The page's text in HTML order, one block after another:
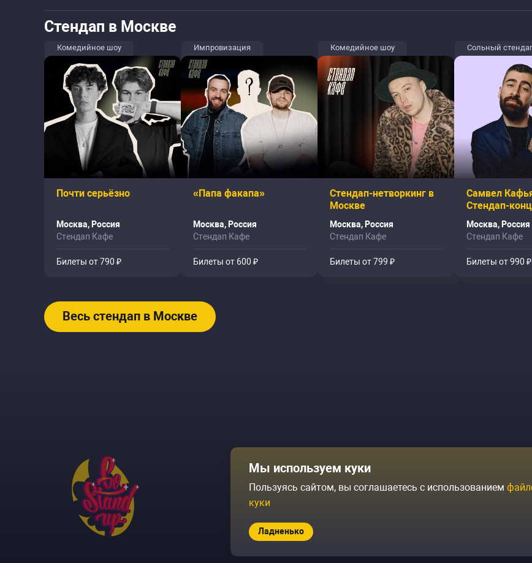
Стендап в Москве
Комедийное шоу
Почти серьёзно
Москва, Россия
Стендап Кафе
Билеты от 790 ₽
Импровизация
«Папа факапа»
Москва, Россия
Стендап Кафе
Билеты от 600 ₽
Комедийное шоу
Стендап-нетворкинг в
Москве
Москва, Россия
Стендап Кафе
Билеты от 799 ₽
Сольный
Самвел
Стендап-
Москва, Россия
Стендап Кафе
Билеты от 990 ₽
Весь стендап в Москве
Площадки
Архив событий
Журнал Политика
Мы используем куки
Пользуясь сайтом, вы соглашаетесь с использованием
куки
Ладненько